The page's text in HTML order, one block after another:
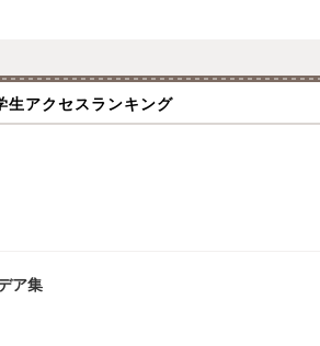
生アクセスランキング
ア集